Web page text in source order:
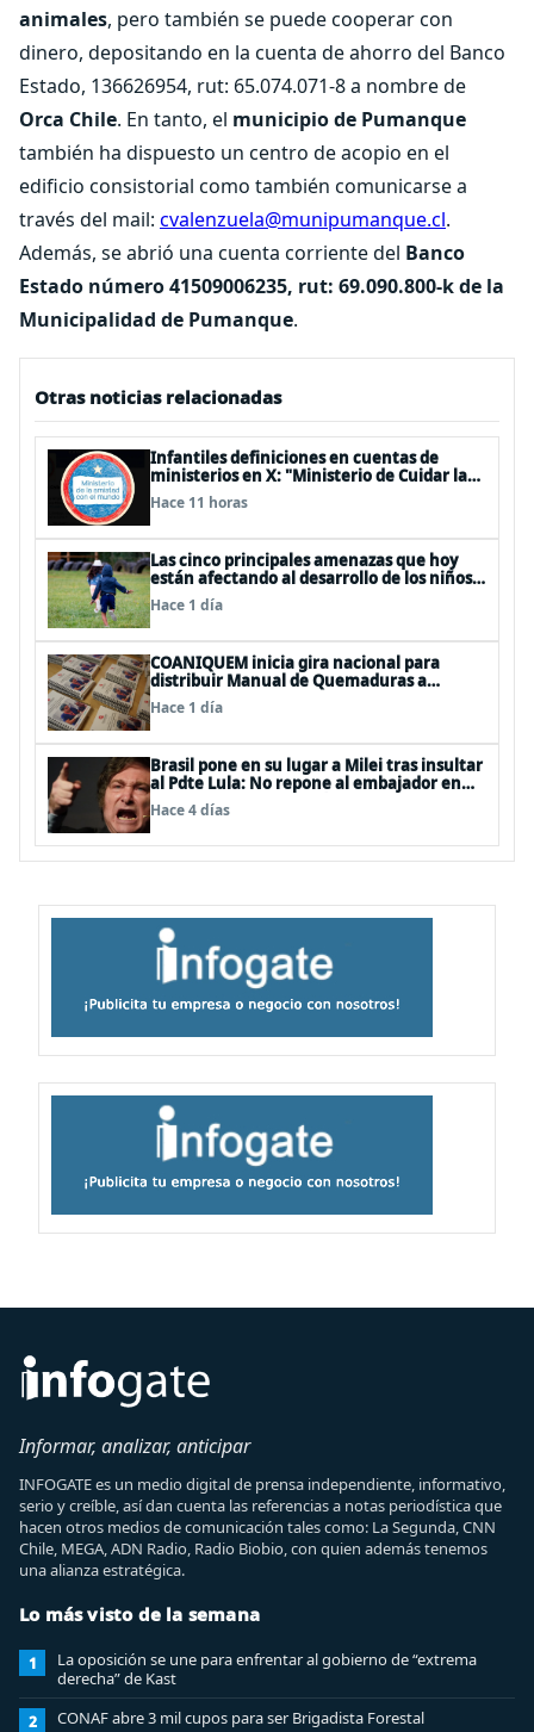
animales, pero también se puede cooperar con
dinero, depositando en la cuenta de ahorro del Banco
Estado, 136626954, rut: 65.074.071-8 a nombre de
Orca Chile. En tanto, el municipio de Pumanque
también ha dispuesto un centro de acopio en el
edificio consistorial como también comunicarse a
través del mail: cvalenzuela@munipumanque.cl.
Además, se abrió una cuenta corriente del Banco
Estado número 41509006235, rut: 69.090.800-k de la
Municipalidad de Pumanque.
Otras noticias relacionadas
Infantiles definiciones en cuentas de
ministerios en X: "Ministerio de Cuidar la
Plata", "Ministerio de la amistad..."
Hace 11 horas
Las cinco principales amenazas que hoy
están afectando al desarrollo de los niños
en Chile
Hace 1 día
COANIQUEM inicia gira nacional para
distribuir Manual de Quemaduras a
profesionales de la salud
Hace 1 día
Brasil pone en su lugar a Milei tras insultar
al Pdte Lula: No repone al embajador en
BBSS y rebaja la relación bilateral
Hace 4 días
Informar, analizar, anticipar
INFOGATE es un medio digital de prensa independiente, informativo,
serio y creíble, así dan cuenta las referencias a notas periodística que
hacen otros medios de comunicación tales como: La Segunda, CNN
Chile, MEGA, ADN Radio, Radio Biobio, con quien además tenemos
una alianza estratégica.
Lo más visto de la semana
1
La oposición se une para enfrentar al gobierno de “extrema
derecha” de Kast
2 CONAF abre 3 mil cupos para ser Brigadista Forestal